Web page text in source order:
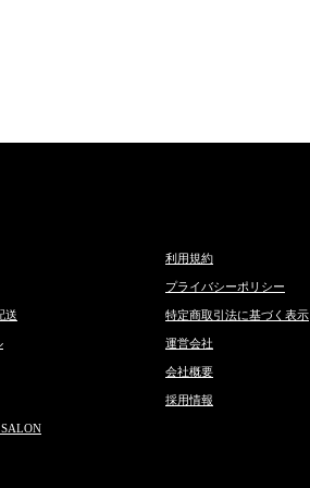
送
利用規約
プライバシーポリシー
特定商取引法に基づく表示
運営会社
会社概要
採用情報